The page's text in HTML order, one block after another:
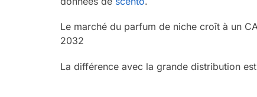
Le marché du parfum de niche croît à un
2032
La différence avec la grande distribution